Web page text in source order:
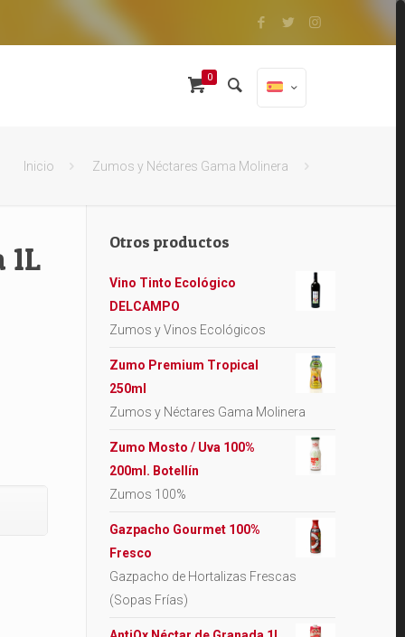
0
Inicio Zumos y Néctares Gama Molinera
Otros productos
Vino Tinto Ecológico
DELCAMPO
Zumos y Vinos Ecológicos
Zumo Premium Tropical
250ml
Zumos y Néctares Gama Molinera
Zumo Mosto / Uva 100%
200ml. Botellín
Zumos 100%
Gazpacho Gourmet 100%
Fresco
Gazpacho de Hortalizas Frescas
(Sopas Frías)